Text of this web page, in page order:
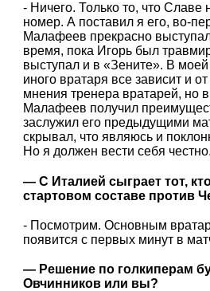
- Ничего. Только то, что Славе
номер. А поставил я его, во-
Малафеев прекрасно
время, пока Игорь был
выступал и в «Зените». В моей
иного вратаря все зависит и
мнения тренера вратарей, но
Малафеев получил
заслужил его предыдущими
скрывал, что являюсь и
Но я должен вести себя честно.
— С Италией сыграет тот,
стартовом составе против
- Посмотрим. Основным
появится с первых минут в
— Решение по голкиперам
Овчинников или вы?